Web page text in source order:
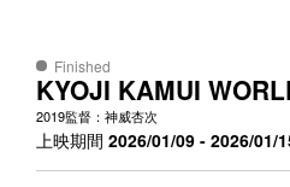
Finished
KYOJI KAMUI
2019監督：神威杏次
上映期間 2026/01/09 - 2026/01/